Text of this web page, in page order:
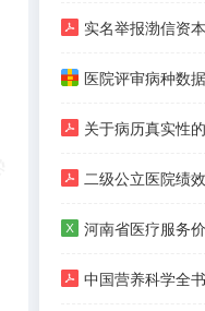
实名举报渤信资本合伙
医院评审病种数据台账模
关于病历真实性
二级公立医院绩效考
河南省医疗服务价格
中国营养科学全书：全2册（第